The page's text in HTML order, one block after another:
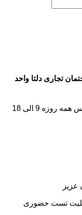
تجاری دلتا واحد
عزیز
تست حضوری